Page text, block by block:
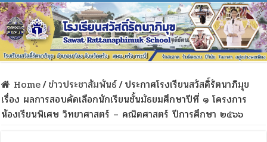
Home/ข่าวประชาสัมพันธ์/ประกาศโรงเรียนสวัสดิ์รัตนาภิมุข
เรื่อง ผลการสอบคัดเลือกนักเรียนชั้นมัธยมศึกษาปีที่ ๑ โครงการ
ห้องเรียนพิเศษ วิทยาศาสตร์ – คณิตศาสตร์ ปีการศึกษา ๒๕๖๖